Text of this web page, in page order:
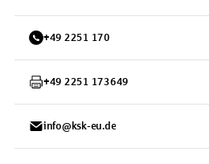
+49 2251 170
+49 2251 173649
info@ksk-eu.de